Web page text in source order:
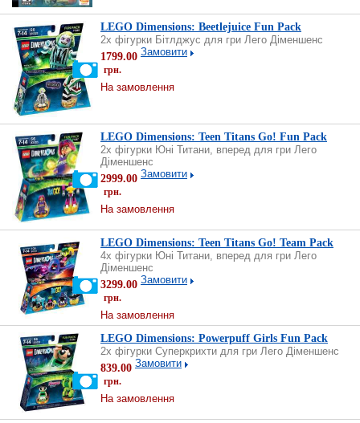
LEGO Dimensions: Beetlejuice Fun Pack
2х фігурки Бітлджус для гри Лего Діменшенс
1799.00
грн.
Замовити
На замовлення
LEGO Dimensions: Teen Titans Go! Fun Pack
2х фігурки Юні Титани, вперед для гри Лего
Діменшенс
2999.00
грн.
Замовити
На замовлення
LEGO Dimensions: Teen Titans Go! Team Pack
4х фігурки Юні Титани, вперед для гри Лего
Діменшенс
3299.00
грн.
Замовити
На замовлення
LEGO Dimensions: Powerpuff Girls Fun Pack
2х фігурки Суперкрихти для гри Лего Діменшенс
839.00
грн.
Замовити
На замовлення